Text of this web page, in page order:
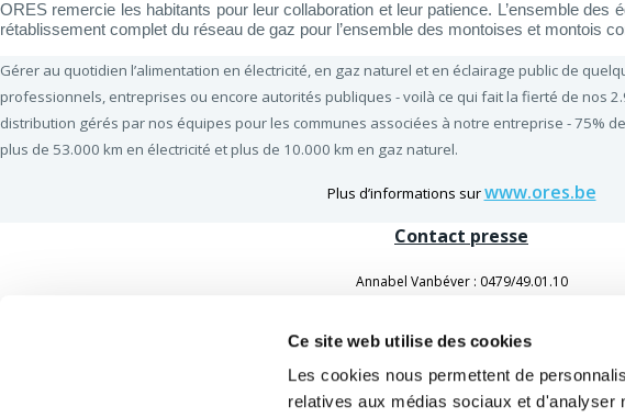
Ce site web utilise des cookies
Les cookies nous permettent de
relatives aux médias sociaux et d'analyser
ORES remercie les habitants pour leur collaboration et leur patience. L’ensemble des
rétablissement complet du réseau de gaz pour l’ensemble des montoises et montois
Gérer au quotidien l’alimentation en électricité, en gaz naturel et en éclairage public de
professionnels, entreprises ou encore autorités publiques - voilà ce qui fait la fierté de nos
distribution gérés par nos équipes pour les communes associées à notre entreprise - 75%
plus de 53.000 km en électricité et plus de 10.000 km en gaz naturel.
Plus d’informations surwww.ores.be
Contact presse
Annabel Vanbéver : 0479/49.01.10
À PROPOS D'ORES
Notre entreprise